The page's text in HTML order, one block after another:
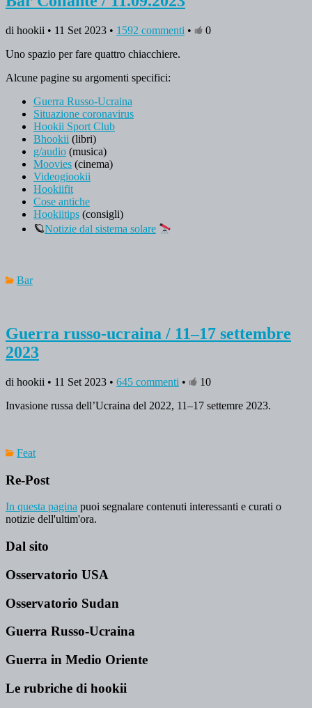
di hookii • 11 Set 2023 • 1592 commenti •
0
Uno spazio per fare quattro chiacchiere.
Alcune pagine su argomenti specifici:
Guerra Russo-Ucraina
Situazione coronavirus
Hookii Sport Club
Bhookii (libri)
g/audio (musica)
Moovies (cinema)
Videogiookii
Hookiifit
Cose antiche
Hookiitips (consigli)
🪐Notizie dal sistema solare
Bar
Guerra russo-ucraina / 11–17 settembre
2023
di hookii • 11 Set 2023 • 645 commenti •
10
Invasione russa dell’Ucraina del 2022, 11–17 settemre 2023.
Feat
Re-Post
In questa pagina puoi segnalare contenuti interessanti e curati o
notizie dell'ultim'ora.
Dal sito
Osservatorio USA
Osservatorio Sudan
Guerra Russo-Ucraina
Guerra in Medio Oriente
Le rubriche di hookii